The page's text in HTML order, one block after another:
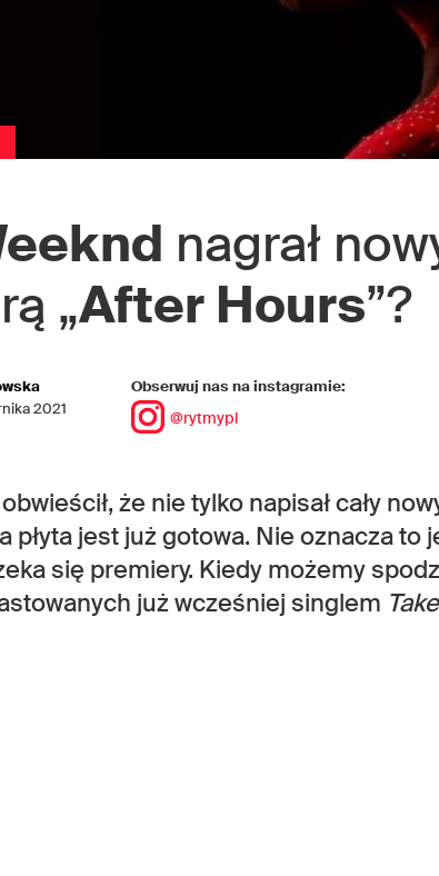
nagrał
„After Hours”?
2021
Obserwuj nas na instagramie:
@rytmypl
że nie tylko napisał cały
płyta jest już gotowa. Nie oznacza to
się premiery. Kiedy możemy
już wcześniej singlem